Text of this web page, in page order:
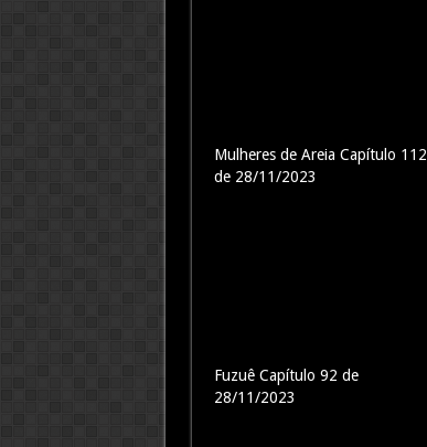
Mulheres de Areia Capítulo 112
de 28/11/2023
Fuzuê Capítulo 92 de
28/11/2023